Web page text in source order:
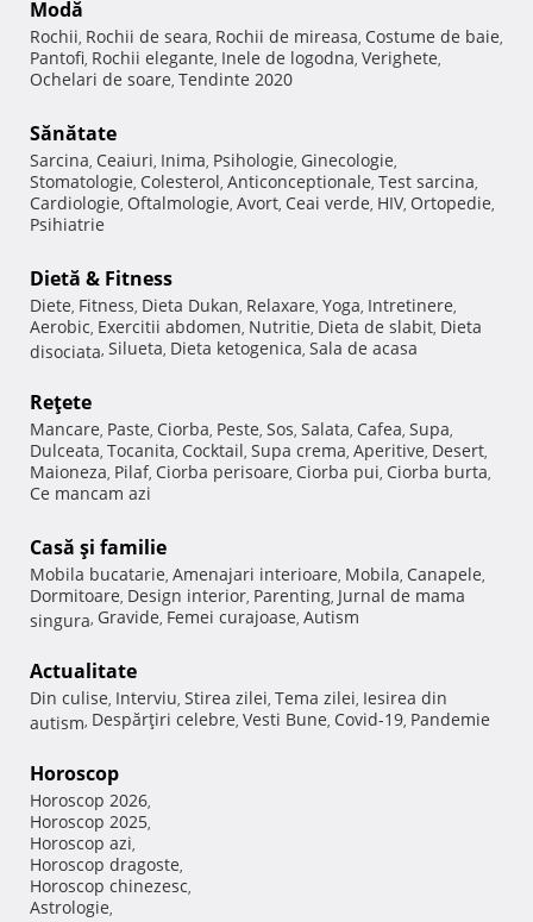
Modă
Rochii, Rochii de seara, Rochii de mireasa, Costume de baie,
Pantofi, Rochii elegante, Inele de logodna, Verighete,
Ochelari de soare, Tendinte 2020
Sănătate
Sarcina, Ceaiuri, Inima, Psihologie, Ginecologie,
Stomatologie, Colesterol, Anticonceptionale, Test sarcina,
Cardiologie, Oftalmologie, Avort, Ceai verde, HIV, Ortopedie,
Psihiatrie
Dietă & Fitness
Diete, Fitness, Dieta Dukan, Relaxare, Yoga, Intretinere,
Aerobic, Exercitii abdomen, Nutritie, Dieta de slabit, Dieta
disociata, Silueta, Dieta ketogenica, Sala de acasa
Reţete
Mancare, Paste, Ciorba, Peste, Sos, Salata, Cafea, Supa,
Dulceata, Tocanita, Cocktail, Supa crema, Aperitive, Desert,
Maioneza, Pilaf, Ciorba perisoare, Ciorba pui, Ciorba burta,
Ce mancam azi
Casă şi familie
Mobila bucatarie, Amenajari interioare, Mobila, Canapele,
Dormitoare, Design interior, Parenting, Jurnal de mama
singura, Gravide, Femei curajoase, Autism
Actualitate
Din culise, Interviu, Stirea zilei, Tema zilei, Iesirea din
autism, Despărţiri celebre, Vesti Bune, Covid-19, Pandemie
Horoscop
Horoscop 2026,
Horoscop 2025,
Horoscop azi,
Horoscop dragoste,
Horoscop chinezesc,
Astrologie,